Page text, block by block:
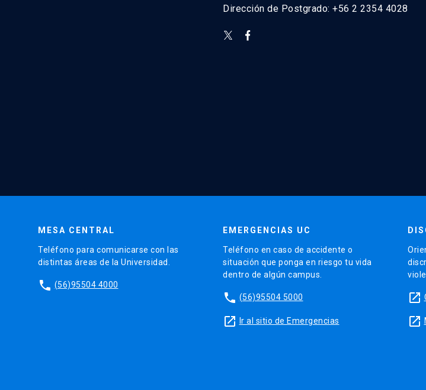
Dirección de Postgrado: +56 2 2354 4028
MESA CENTRAL
Teléfono para comunicarse con las
distintas áreas de la Universidad.
phone (56)95504 4000
EMERGENCIAS UC
Teléfono en caso de accidente o
situación que ponga en riesgo tu vida
dentro de algún campus.
phone (56)95504 5000
launch Ir al sitio de Emergencias
launch
launch